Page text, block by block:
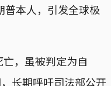
本人，引发全球极
，虽被判定为自
长期呼吁司法部公开